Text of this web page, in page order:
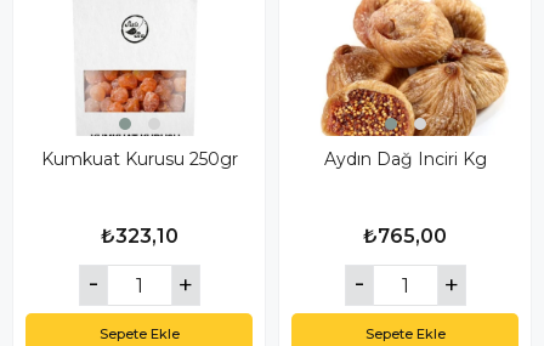
Kumkuat Kurusu 250gr
₺323,10
Sepete Ekle
Aydın Dağ Inciri Kg
₺765,00
Sepete Ekle